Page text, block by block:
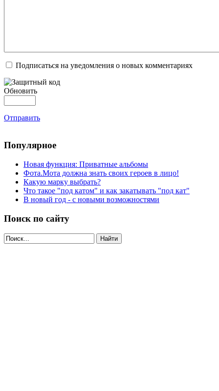
Подписаться на уведомления о новых комментариях
Обновить
Отправить
Популярное
Новая функция: Приватные альбомы
Фота.Мота должна знать своих героев в лицо!
Какую марку выбрать?
Что такое "под катом" и как закатывать "под кат"
В новый год - с новыми возможностями
Поиск по сайту
Найти